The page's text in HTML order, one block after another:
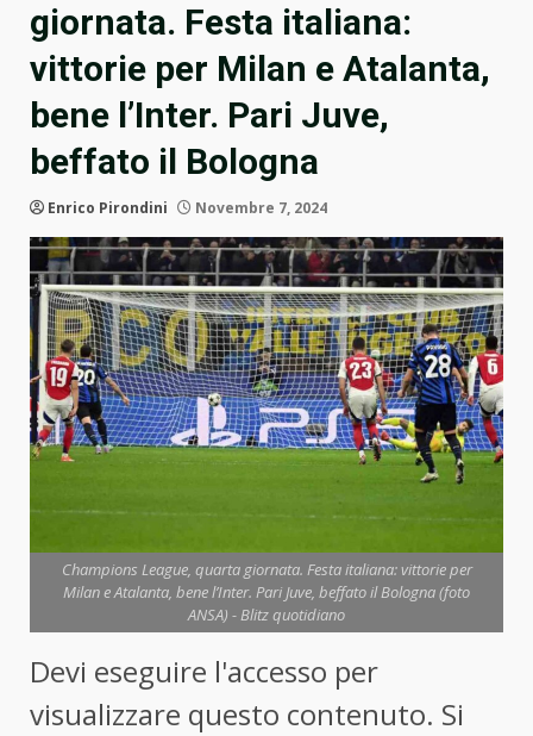
giornata. Festa italiana:
vittorie per Milan e Atalanta,
bene l’Inter. Pari Juve,
beffato il Bologna
Enrico Pirondini Novembre 7, 2024
Champions League, quarta giornata. Festa italiana: vittorie per
Milan e Atalanta, bene l’Inter. Pari Juve, beffato il Bologna (foto
ANSA) - Blitz quotidiano
Devi eseguire l'accesso per
visualizzare questo contenuto. Si